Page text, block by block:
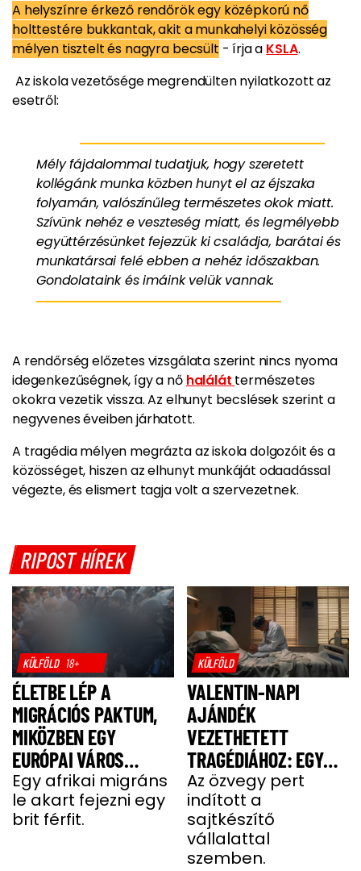
A helyszínre érkező rendőrök egy középkorú nő
holttestére bukkantak, akit a munkahelyi közösség
mélyen tisztelt és nagyra becsült - írja a KSLA.
Az iskola vezetősége megrendülten nyilatkozott az
esetről:
Mély fájdalommal tudatjuk, hogy szeretett
kollégánk munka közben hunyt el az éjszaka
folyamán, valószínűleg természetes okok miatt.
Szívünk nehéz e veszteség miatt, és legmélyebb
együttérzésünket fejezzük ki családja, barátai és
munkatársai felé ebben a nehéz időszakban.
Gondolataink és imáink velük vannak.
A rendőrség előzetes vizsgálata szerint nincs nyoma
idegenkezűségnek, így a nő halálát természetes
okokra vezetik vissza. Az elhunyt becslések szerint a
negyvenes éveiben járhatott.
A tragédia mélyen megrázta az iskola dolgozóit és a
közösséget, hiszen az elhunyt munkáját odaadással
végezte, és elismert tagja volt a szervezetnek.
RIPOST HÍREK
KÜLFÖLD 18+
ÉLETBE LÉP A
MIGRÁCIÓS PAKTUM,
MIKÖZBEN EGY
EURÓPAI VÁROS
LÁNGOKBAN ÁLL A
MIGRÁNSERŐSZAK
MIATT
Egy afrikai migráns
le akart fejezni egy
brit férfit.
KÜLFÖLD
VALENTIN-NAPI
AJÁNDÉK
VEZETHETETT
TRAGÉDIÁHOZ: EGY
SAJT MIATT HALT MEG
A FÉRJ
Az özvegy pert
indított a
sajtkészítő
vállalattal
szemben.